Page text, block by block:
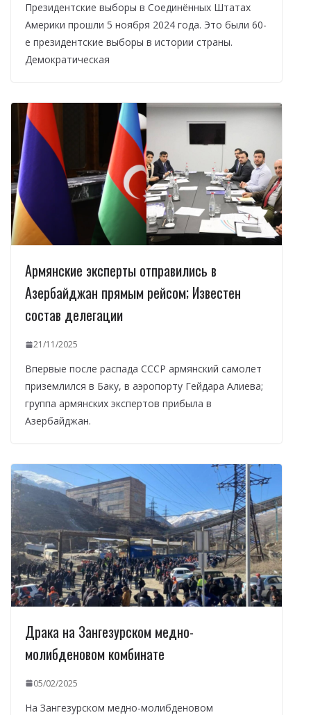
Президентские выборы в Соединённых Штатах
Америки прошли 5 ноября 2024 года. Это были 60-
е президентские выборы в истории страны.
Демократическая
Армянские эксперты отправились в
Азербайджан прямым рейсом; Известен
состав делегации
21/11/2025
Впервые после распада СССР армянский самолет
приземлился в Баку, в аэропорту Гейдара Алиева;
группа армянских экспертов прибыла в
Азербайджан.
Драка на Зангезурском медно-
молибденовом комбинате
05/02/2025
На Зангезурском медно-молибденовом